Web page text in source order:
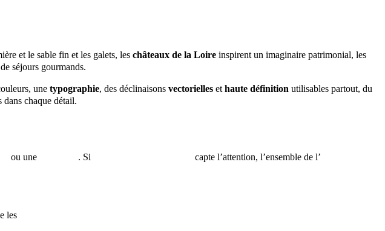
et le sable fin et les galets, les châteaux de la Loire inspirent un imaginaire patrimonial, les
séjours gourmands.
une typographie, des déclinaisons vectorielles et haute définition utilisables partout, du
dans chaque détail.
ou une . Si capte l’attention, l’ensemble de l’
les